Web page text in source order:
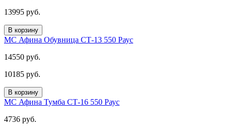
13995 руб.
В корзину
МС Афина Обувница СТ-13 550 Раус
14550 руб.
10185 руб.
В корзину
МС Афина Тумба СТ-16 550 Раус
4736 руб.